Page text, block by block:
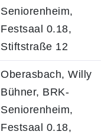
Seniorenheim,
Festsaal 0.18,
Stiftstraße 12
Oberasbach, Willy
Bühner, BRK-
Seniorenheim,
Festsaal 0.18,